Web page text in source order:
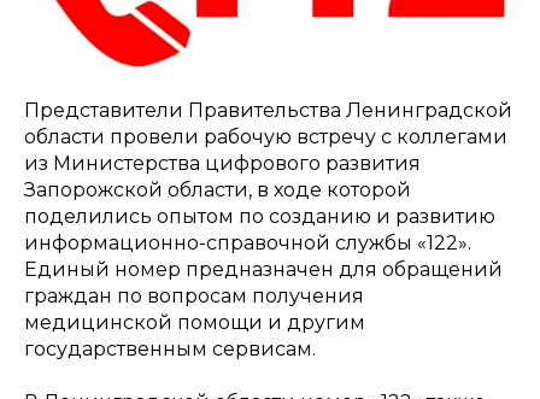
Представители Правительства Ленинградской
области провели рабочую встречу с коллегами
из Министерства цифрового развития
Запорожской области, в ходе которой
поделились опытом по созданию и развитию
информационно-справочной службы «122».
Единый номер предназначен для обращений
граждан по вопросам получения
медицинской помощи и другим
государственным сервисам.